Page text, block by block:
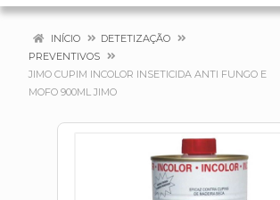
INÍCIO
DETETIZAÇÃO
PREVENTIVOS
JIMO CUPIM INCOLOR INSETICIDA ANTI FUNGO E
MOFO 900ML JIMO